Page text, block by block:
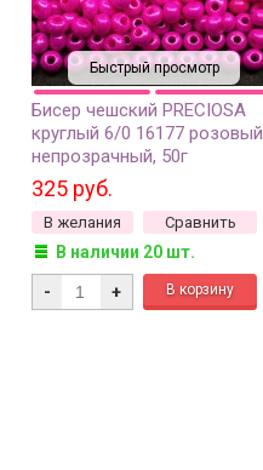
Быстрый просмотр
Бисер чешский PRECIOSA
круглый 6/0 16177 розовый
непрозрачный, 50г
325 руб.
В желания Сравнить
В наличии 20 шт.
- +